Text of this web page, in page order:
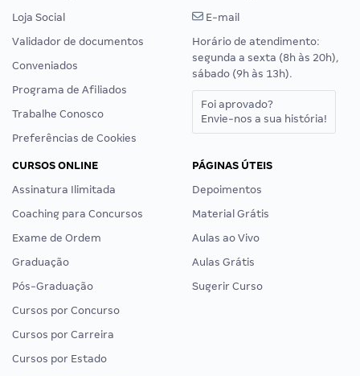
Loja Social
Validador de documentos
Conveniados
Programa de Afiliados
Trabalhe Conosco
Preferências de Cookies
E-mail
Horário de atendimento:
segunda a sexta (8h às 20h),
sábado (9h às 13h).
Foi aprovado?
Envie-nos a sua história!
CURSOS ONLINE
Assinatura Ilimitada
Coaching para Concursos
Exame de Ordem
Graduação
Pós-Graduação
Cursos por Concurso
Cursos por Carreira
Cursos por Estado
PÁGINAS ÚTEIS
Depoimentos
Material Grátis
Aulas ao Vivo
Aulas Grátis
Sugerir Curso